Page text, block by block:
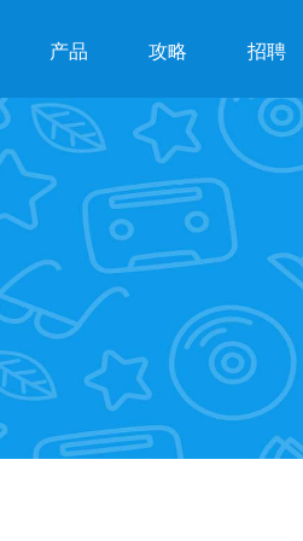
产品 攻略 招聘